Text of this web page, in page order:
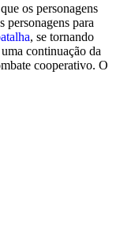
os personagens
personagens para
, se tornando
continuação da
cooperativo. O